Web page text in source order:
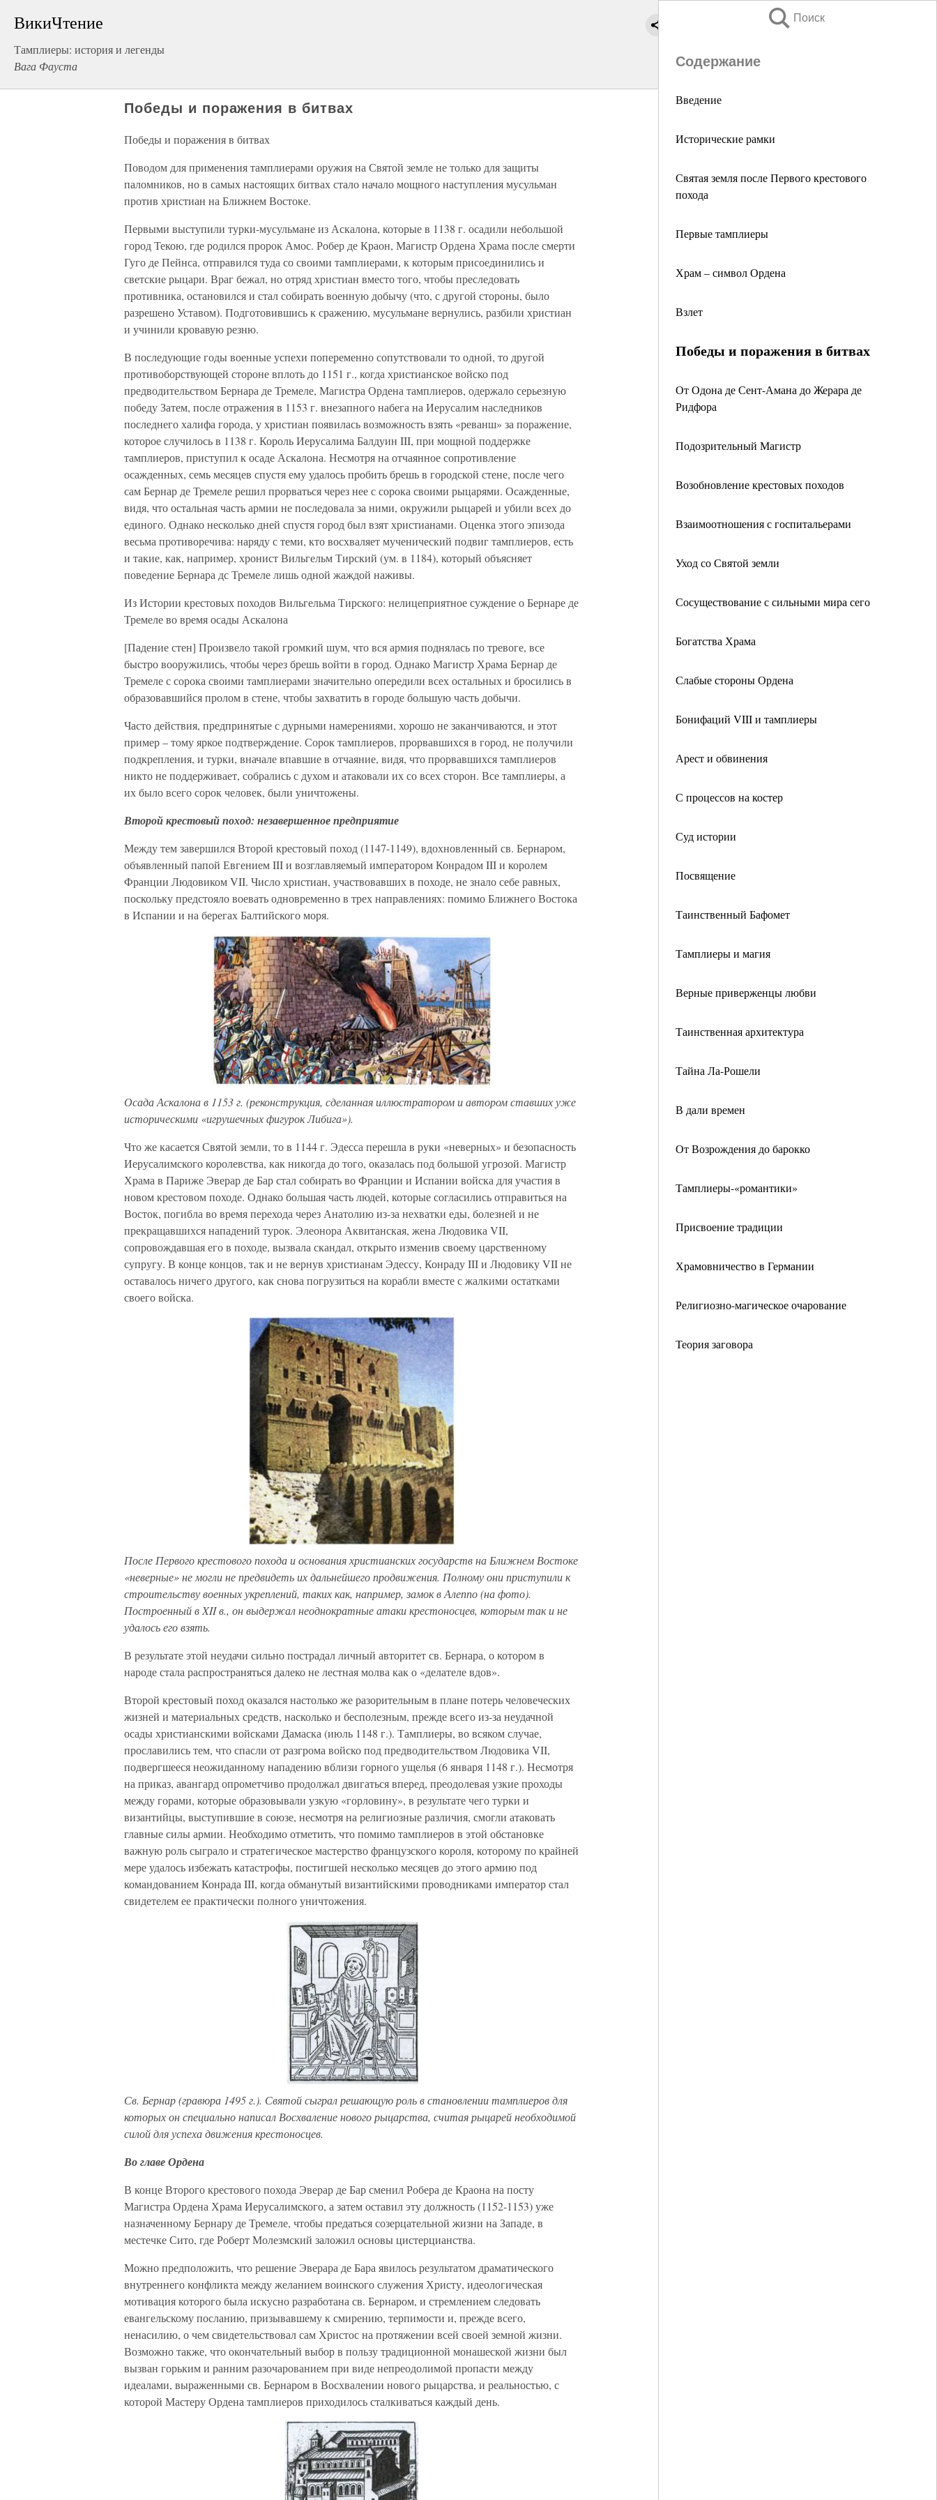
ВикиЧтение
Тамплиеры: история и легенды
Вага Фауста
Поиск
Содержание
Введение
Исторические рамки
Святая земля после Первого крестового
похода
Первые тамплиеры
Храм – символ Ордена
Взлет
Победы и поражения в битвах
От Одона де Сент-Амана до Жерара де
Ридфора
Подозрительный Магистр
Возобновление крестовых походов
Взаимоотношения с госпитальерами
Уход со Святой земли
Сосуществование с сильными мира сего
Богатства Храма
Слабые стороны Ордена
Бонифаций VIII и тамплиеры
Арест и обвинения
С процессов на костер
Суд истории
Посвящение
Таинственный Бафомет
Тамплиеры и магия
Верные приверженцы любви
Таинственная архитектура
Тайна Ла-Рошели
В дали времен
От Возрождения до барокко
Тамплиеры-«романтики»
Присвоение традиции
Храмовничество в Германии
Религиозно-магическое очарование
Теория заговора
Победы и поражения в битвах
Победы и поражения в битвах
Поводом для применения тамплиерами оружия на Святой земле не только для защиты
паломников, но в самых настоящих битвах стало начало мощного наступления мусульман
против христиан на Ближнем Востоке.
Первыми выступили турки-мусульмане из Аскалона, которые в 1138 г. осадили небольшой
город Текою, где родился пророк Амос. Робер де Краон, Магистр Ордена Храма после смерти
Гуго де Пейнса, отправился туда со своими тамплиерами, к которым присоединились и
светские рыцари. Враг бежал, но отряд христиан вместо того, чтобы преследовать
противника, остановился и стал собирать военную добычу (что, с другой стороны, было
разрешено Уставом). Подготовившись к сражению, мусульмане вернулись, разбили христиан
и учинили кровавую резню.
В последующие годы военные успехи попеременно сопутствовали то одной, то другой
противоборствующей стороне вплоть до 1151 г., когда христианское войско под
предводительством Бернара де Тремеле, Магистра Ордена тамплиеров, одержало серьезную
победу Затем, после отражения в 1153 г. внезапного набега на Иерусалим наследников
последнего халифа города, у христиан появилась возможность взять «реванш» за поражение,
которое случилось в 1138 г. Король Иерусалима Балдуин III, при мощной поддержке
тамплиеров, приступил к осаде Аскалона. Несмотря на отчаянное сопротивление
осажденных, семь месяцев спустя ему удалось пробить брешь в городской стене, после чего
сам Бернар де Тремеле решил прорваться через нее с сорока своими рыцарями. Осажденные,
видя, что остальная часть армии не последовала за ними, окружили рыцарей и убили всех до
единого. Однако несколько дней спустя город был взят христианами. Оценка этого эпизода
весьма противоречива: наряду с теми, кто восхваляет мученический подвиг тамплиеров, есть
и такие, как, например, хронист Вильгельм Тирский (ум. в 1184), который объясняет
поведение Бернара дс Тремеле лишь одной жаждой наживы.
Из Истории крестовых походов Вильгельма Тирского: нелицеприятное суждение о Бернаре де
Тремеле во время осады Аскалона
[Падение стен] Произвело такой громкий шум, что вся армия поднялась по тревоге, все
быстро вооружились, чтобы через брешь войти в город. Однако Магистр Храма Бернар де
Тремеле с сорока своими тамплиерами значительно опередили всех остальных и бросились в
образовавшийся пролом в стене, чтобы захватить в городе большую часть добычи.
Часто действия, предпринятые с дурными намерениями, хорошо не заканчиваются, и этот
пример – тому яркое подтверждение. Сорок тамплиеров, прорвавшихся в город, не получили
подкрепления, и турки, вначале впавшие в отчаяние, видя, что прорвавшихся тамплиеров
никто не поддерживает, собрались с духом и атаковали их со всех сторон. Все тамплиеры, а
их было всего сорок человек, были уничтожены.
Второй крестовый поход: незавершенное предприятие
Между тем завершился Второй крестовый поход (1147-1149), вдохновленный св. Бернаром,
объявленный папой Евгением III и возглавляемый императором Конрадом III и королем
Франции Людовиком VII. Число христиан, участвовавших в походе, не знало себе равных,
поскольку предстояло воевать одновременно в трех направлениях: помимо Ближнего Востока
в Испании и на берегах Балтийского моря.
Осада Аскалона в 1153 г. (реконструкция, сделанная иллюстратором и автором ставших уже
историческими «игрушечных фигурок Либига»).
Что же касается Святой земли, то в 1144 г. Эдесса перешла в руки «неверных» и безопасность
Иерусалимского королевства, как никогда до того, оказалась под большой угрозой. Магистр
Храма в Париже Эверар де Бар стал собирать во Франции и Испании войска для участия в
новом крестовом походе. Однако большая часть людей, которые согласились отправиться на
Восток, погибла во время перехода через Анатолию из-за нехватки еды, болезней и не
прекращавшихся нападений турок. Элеонора Аквитанская, жена Людовика VII,
сопровождавшая его в походе, вызвала скандал, открыто изменив своему царственному
супругу. В конце концов, так и не вернув христианам Эдессу, Конраду III и Людовику VII не
оставалось ничего другого, как снова погрузиться на корабли вместе с жалкими остатками
своего войска.
После Первого крестового похода и основания христианских государств на Ближнем Востоке
«неверные» не могли не предвидеть их дальнейшего продвижения. Полному они приступили к
строительству военных укреплений, таких как, например, замок в Алеппо (на фото).
Построенный в XII в., он выдержал неоднократные атаки крестоносцев, которым так и не
удалось его взять.
В результате этой неудачи сильно пострадал личный авторитет св. Бернара, о котором в
народе стала распространяться далеко не лестная молва как о «делателе вдов».
Второй крестовый поход оказался настолько же разорительным в плане потерь человеческих
жизней и материальных средств, насколько и бесполезным, прежде всего из-за неудачной
осады христианскими войсками Дамаска (июль 1148 г.). Тамплиеры, во всяком случае,
прославились тем, что спасли от разгрома войско под предводительством Людовика VII,
подвергшееся неожиданному нападению вблизи горного ущелья (6 января 1148 г.). Несмотря
на приказ, авангард опрометчиво продолжал двигаться вперед, преодолевая узкие проходы
между горами, которые образовывали узкую «горловину», в результате чего турки и
византийцы, выступившие в союзе, несмотря на религиозные различия, смогли атаковать
главные силы армии. Необходимо отметить, что помимо тамплиеров в этой обстановке
важную роль сыграло и стратегическое мастерство французского короля, которому по крайней
мере удалось избежать катастрофы, постигшей несколько месяцев до этого армию под
командованием Конрада III, когда обманутый византийскими проводниками император стал
свидетелем ее практически полного уничтожения.
Св. Бернар (гравюра 1495 г.). Святой сыграл решающую роль в становлении тамплиеров для
которых он специально написал Восхваление нового рыцарства, считая рыцарей необходимой
силой для успеха движения крестоносцев.
Во главе Ордена
В конце Второго крестового похода Эверар де Бар сменил Робера де Краона на посту
Магистра Ордена Храма Иерусалимского, а затем оставил эту должность (1152-1153) уже
назначенному Бернару де Тремеле, чтобы предаться созерцательной жизни на Западе, в
местечке Сито, где Роберт Молезмский заложил основы цистерцианства.
Можно предположить, что решение Эверара де Бара явилось результатом драматического
внутреннего конфликта между желанием воинского служения Христу, идеологическая
мотивация которого была искусно разработана св. Бернаром, и стремлением следовать
евангельскому посланию, призывавшему к смирению, терпимости и, прежде всего,
ненасилию, о чем свидетельствовал сам Христос на протяжении всей своей земной жизни.
Возможно также, что окончательный выбор в пользу традиционной монашеской жизни был
вызван горьким и ранним разочарованием при виде непреодолимой пропасти между
идеалами, выраженными св. Бернаром в Восхвалении нового рыцарства, и реальностью, с
которой Мастеру Ордена тамплиеров приходилось сталкиваться каждый день.